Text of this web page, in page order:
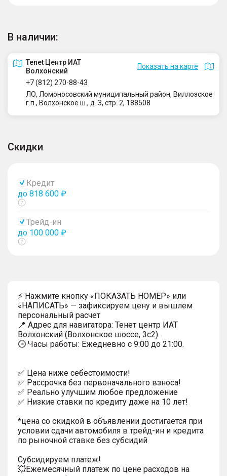
В наличии:
Tenet Центр ИАТ
Волхонский
Показать на карте
+7 (812) 270-88-43
ЛО, Ломоносовский муниципальный район, Виллозское
г.п., Волхонское ш., д. 3, стр. 2, 188508
Скидки
Кредит
до 818 600 ₽
Показать
Трейд-ин
до 100 000 ₽
Показать
⚡ Нажмите кнопку «ПОКАЗАТЬ НОМЕР» или
«НАПИСАТЬ» — зафиксируем цену и вышлем
персональный расчет
📍 Адрес для навигатора: Тенет центр ИАТ
Волхонский (Волхонское шоссе, 3с2).
🕒 Часы работы: Ежедневно с 9:00 до 21:00.
✅ Цена ниже себестоимости!
✅ Рассрочка без первоначального взноса!
✅ Реально улучшим любое предложение
✅ Низкие ставки по кредиту даже на 10 лет!
*цена со скидкой в объявлении достигается при
условии сдачи автомобиля в трейд-ин и кредита
по рыночной ставке без субсидий
Субсидируем платеж!
💥Ежемесячный платеж по цене расходов на